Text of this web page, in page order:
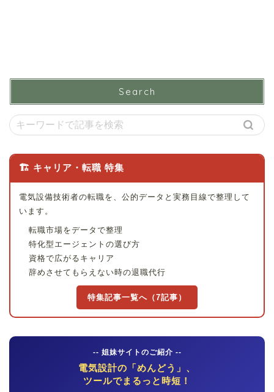
Search
🏗 キャリア・転職 特集
電気設備技術者の転職を、公的データと実務目線で整理して
います。
転職市場をデータで整理
特化型エージェントの選び方
資格で広がるキャリア
辞めさせてもらえない時の退職代行
特集記事一覧へ（7記事）
-- 姐妹サイトのご紹介 --
電気設計の「めんどう」、
ツールでまるっと時短！